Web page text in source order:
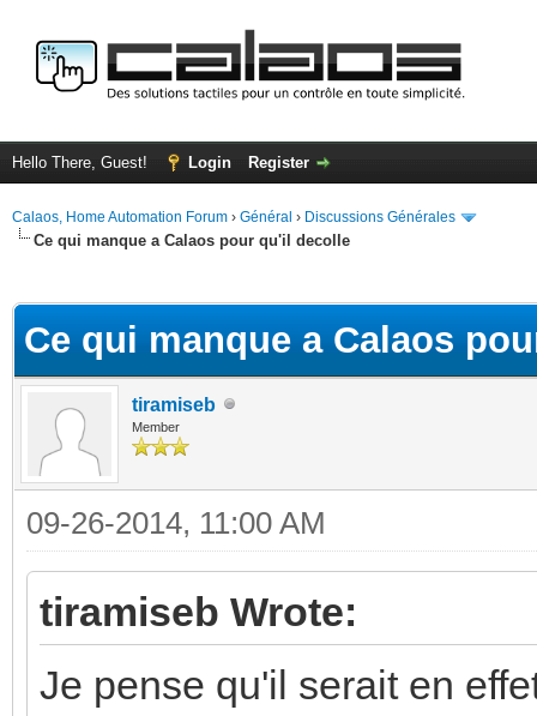
Hello There, Guest! Login Register
Calaos, Home Automation Forum › Général › Discussions Générales
Ce qui manque a Calaos pour qu'il decolle
Ce qui manque a Calaos
tiramiseb
Member
09-26-2014, 11:00 AM
tiramiseb Wrote:
Je pense qu'il serait en